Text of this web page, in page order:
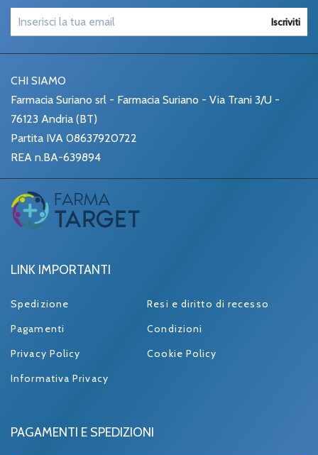
Iscriviti
CHI SIAMO
Farmacia Suriano srl - Farmacia Suriano - Via Trani 3/U -
76123 Andria (BT)
Partita IVA 08637920722
REA n.BA-639894
LINK IMPORTANTI
Spedizione
Resi e diritto di recesso
Pagamenti
Condizioni
Privacy Policy
Cookie Policy
Informativa Privacy
PAGAMENTI E SPEDIZIONI